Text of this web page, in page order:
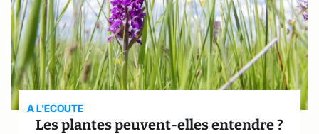
A L'ECOUTE
Les plantes peuvent-elles entendre ?